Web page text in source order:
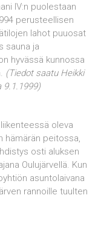
IV:n puolestaan
perusteellisen
lahot puuosat
sauna ja
hyvässä kunnossa
(Tiedot saatu Heikki
9.1.1999)
oleva
hämärän peitossa,
osti aluksen
Oulujärvellä. Kun
asuntolaivana
rannoille tuulten